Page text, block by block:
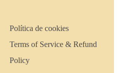
Política de cookies
Terms of Service & Refund
Policy